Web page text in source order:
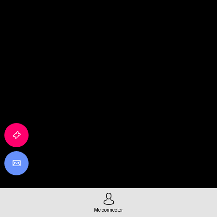
Me connecter